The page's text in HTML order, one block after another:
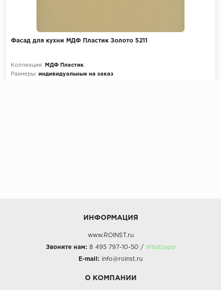
Фасад для кухни МДФ Пластик Золото 5211
Коллекция:
МДФ Пластик
Размеры: индивидуальные на заказ
ИНФОРМАЦИЯ
www.ROINST.ru
Звоните нам: 8 495 797-10-50 / Whatsapp
E-mail: info@roinst.ru
О КОМПАНИИ